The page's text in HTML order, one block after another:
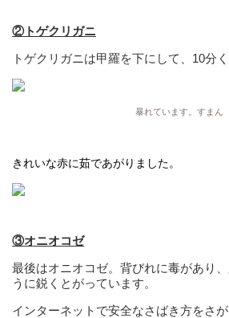
②トゲクリガニ
トゲクリガニは甲羅を下にして、10分
暴れています。すまん
きれいな赤に茹であがりました。
③オニオコゼ
最後はオニオコゼ。背びれに毒があり
うに鋭くとがっています。
インターネットで安全なさばき方をさ